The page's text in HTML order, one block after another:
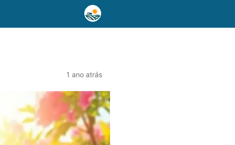
1 ano atrás